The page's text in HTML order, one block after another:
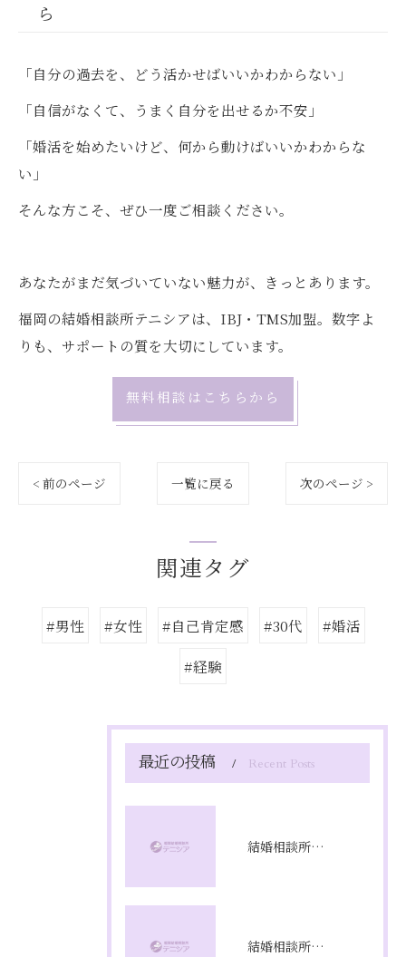
ら
「自分の過去を、どう活かせばいいかわからない」
「自信がなくて、うまく自分を出せるか不安」
「婚活を始めたいけど、何から動けばいいかわからな
い」
そんな方こそ、ぜひ一度ご相談ください。
あなたがまだ気づいていない魅力が、きっとあります。
福岡の結婚相談所テニシアは、IBJ・TMS加盟。数字よ
りも、サポートの質を大切にしています。
無料相談はこちらから
< 前のページ 一覧に戻る 次のページ >
関連タグ
#男性 #女性 #自己肯定感 #30代 #婚活
#経験
最近の投稿 Recent Posts
結婚相談所満足度の本音と成婚率を徹底解剖し成功への選び方を実体験から解説
結婚相談所プラン比較で福岡県福岡市のコスパと成婚率を徹底分析